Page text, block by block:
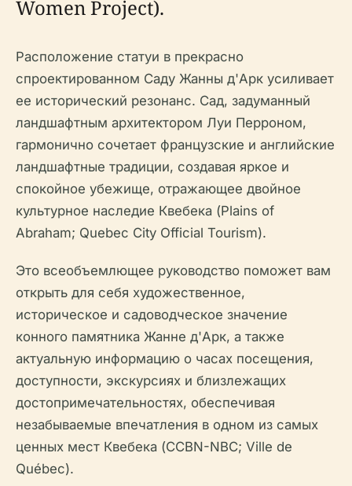
Women Project).
Расположение статуи в прекрасно
спроектированном Саду Жанны д'Арк усиливает
ее исторический резонанс. Сад, задуманный
ландшафтным архитектором Луи Перроном,
гармонично сочетает французские и английские
ландшафтные традиции, создавая яркое и
спокойное убежище, отражающее двойное
культурное наследие Квебека (Plains of
Abraham; Quebec City Official Tourism).
Это всеобъемлющее руководство поможет вам
открыть для себя художественное,
историческое и садоводческое значение
конного памятника Жанне д'Арк, а также
актуальную информацию о часах посещения,
доступности, экскурсиях и близлежащих
достопримечательностях, обеспечивая
незабываемые впечатления в одном из самых
ценных мест Квебека (CCBN-NBC; Ville de
Québec).